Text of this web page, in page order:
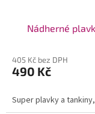
Nádherné
405 Kč bez DPH
490 Kč
Super plavky a